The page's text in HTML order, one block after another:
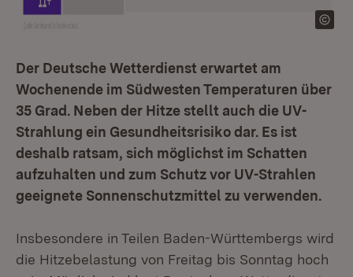
Der Deutsche Wetterdienst erwartet am
Wochenende im Südwesten Temperaturen über
35 Grad. Neben der Hitze stellt auch die UV-
Strahlung ein Gesundheitsrisiko dar. Es ist
deshalb ratsam, sich möglichst im Schatten
aufzuhalten und zum Schutz vor UV-Strahlen
geeignete Sonnenschutzmittel zu verwenden.
Insbesondere in Teilen Baden-Württembergs wird
die Hitzebelastung von Freitag bis Sonntag hoch